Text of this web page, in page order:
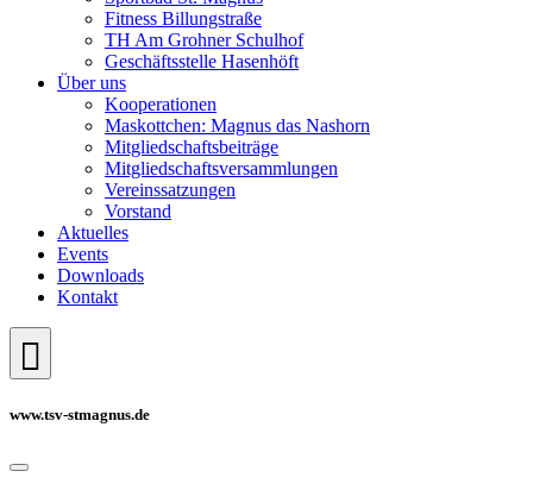
Fitness Billungstraße
TH Am Grohner Schulhof
Geschäftsstelle Hasenhöft
Über uns
Kooperationen
Maskottchen: Magnus das Nashorn
Mitgliedschaftsbeiträge
Mitgliedschaftsversammlungen
Vereinssatzungen
Vorstand
Aktuelles
Events
Downloads
Kontakt
www.tsv-stmagnus.de